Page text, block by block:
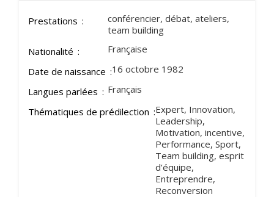
Prestations
conférencier, débat, ateliers,
team building
Nationalité
Française
Date de naissance 16 octobre 1982
Langues parlées
Français
Thématiques de prédilection Expert, Innovation,
Leadership,
Motivation, incentive,
Performance, Sport,
Team building, esprit
d’équipe,
Entreprendre,
Reconversion